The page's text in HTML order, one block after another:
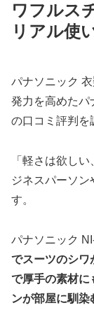
ワフルス
リアル使
パナソニック
発力を高めたパ
の口コミ評判を
「軽さは欲し
ジネスパーソ
す。
パナソニック
でスーツのシワ
で厚手の素材に
ンが部屋に馴染